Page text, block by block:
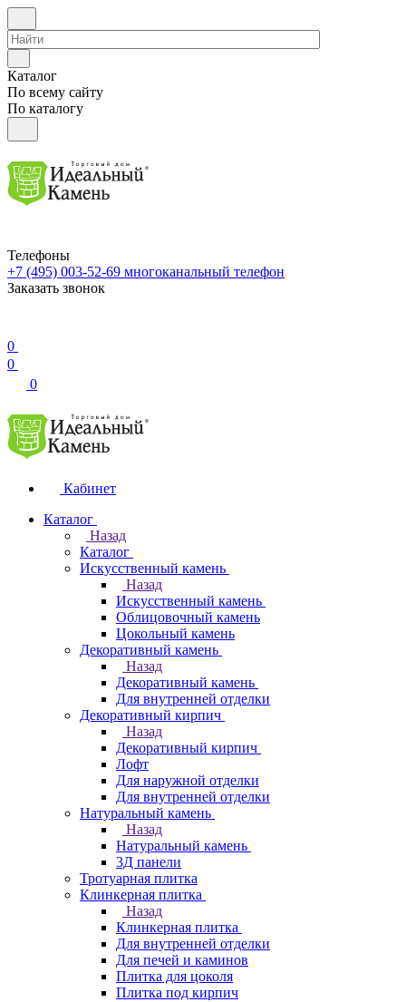
Каталог
По всему сайту
По каталогу
Телефоны
+7 (495) 003-52-69 многоканальный телефон
Заказать звонок
0
0
0
Кабинет
Каталог
Назад
Каталог
Искусственный камень
Назад
Искусственный камень
Облицовочный камень
Цокольный камень
Декоративный камень
Назад
Декоративный камень
Для внутренней отделки
Декоративный кирпич
Назад
Декоративный кирпич
Лофт
Для наружной отделки
Для внутренней отделки
Натуральный камень
Назад
Натуральный камень
3Д панели
Тротуарная плитка
Клинкерная плитка
Назад
Клинкерная плитка
Для внутренней отделки
Для печей и каминов
Плитка для цоколя
Плитка под кирпич